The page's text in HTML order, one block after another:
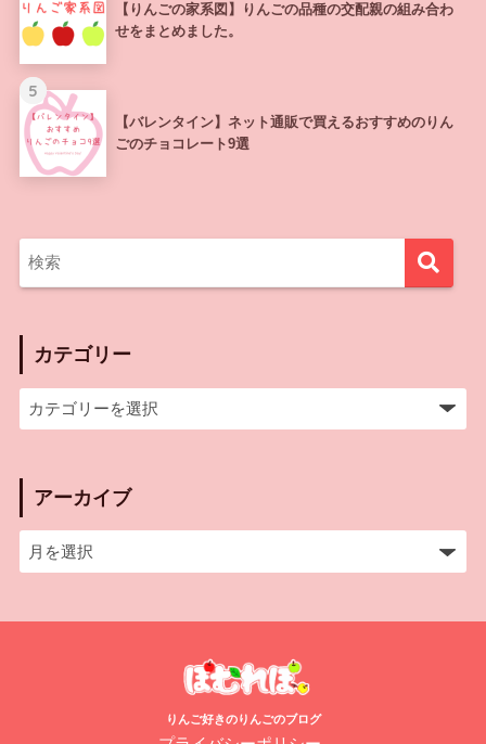
【りんごの家系図】りんごの品種の交配親の組み合わ
せをまとめました。
5
【バレンタイン】ネット通販で買えるおすすめのりん
ごのチョコレート9選
カテゴリー
アーカイブ
りんご好きのりんごのブログ